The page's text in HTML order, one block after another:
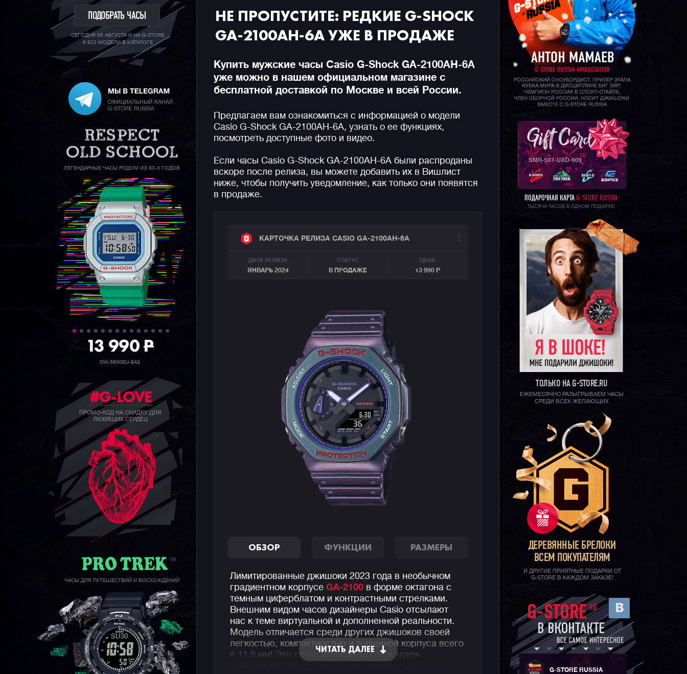
ПОДОБРАТЬ ЧАСЫ
СЕГОДНЯ 06 АВГУСТА И НА G-STORE
6 922 МОДЕЛИ В КАТАЛОГЕ
ЛЕГЕНДАРНЫЕ ЧАСЫ РОДОМ ИЗ 80-Х ГОДОВ
39 990P
GW-B5600BC-1B
#G-LOVE
ПРОМО-КОД НА СКИДКУ ДЛЯ
ЛЮБЯЩИХ СЕРДЕЦ
ЧАСЫ ДЛЯ ПУТЕШЕСТВИЙ И ВОСХОЖДЕНИЙ
НЕ ПРОПУСТИТЕ: РЕДКИЕ G-SHOCK
GA-2100AH-6A УЖЕ В ПРОДАЖЕ
Купить мужские часы Casio G-Shock GA-2100AH-6A
уже можно в нашем официальном магазине с
бесплатной доставкой по Москве и всей России.
Предлагаем вам ознакомиться с информацией о модели
Casio G-Shock GA-2100AH-6A, узнать о ее функциях,
посмотреть доступные фото и видео.
Если часы Casio G-Shock GA-2100AH-6A были распроданы
вскоре после релиза, вы можете добавить их в Вишлист
ниже, чтобы получить уведомление, как только они появятся
в продаже.
КАРТОЧКА РЕЛИЗА CASIO GA-2100AH-6A
ДАТА РЕЛИЗА
ЯНВАРЬ 2024
СТАТУС
В ПРОДАЖЕ
ЦЕНА
13 990 Р
ОБЗОР ФУНКЦИИ РАЗМЕРЫ
Лимитированные джишоки 2023 года в необычном
градиентном корпусе GA-2100 в форме октагона с
темным циферблатом и контрастными стрелками.
Внешним видом часов дизайнеры Casio отсылают
нас к теме виртуальной и дополненной реальности.
Модель отличается среди других джишоков своей
легкостью, компактностью и толщиной корпуса всего
в 11.8 мм! Это стало возможным благодаря
ЧИТАТЬ ДАЛЕЕ
ПОДАРОЧНАЯ КАРТА G-STORE RUSSIA
ТЫСЯЧА ЧАСОВ В ОДНОМ ПОДАРКЕ!
ТОЛЬКО НА G-STORE.RU
ЕЖЕМЕСЯЧНО РАЗЫГРЫВАЕМ ЧАСЫ
СРЕДИ ВСЕХ ЖЕЛАЮЩИХ
ДЕРЕВЯННЫЕ БРЕЛОКИ
ВСЕМ ПОКУПАТЕЛЯМ
И ДРУГИЕ ПРИЯТНЫЕ ПОДАРКИ ОТ
G-STORE В КАЖДОМ ЗАКАЗЕ!
G-STORE RUSSIA